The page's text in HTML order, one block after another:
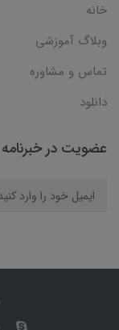
خانه
وبلاگ آموزشی
تماس و مشاوره
دانلود
عضویت در خبرنامه